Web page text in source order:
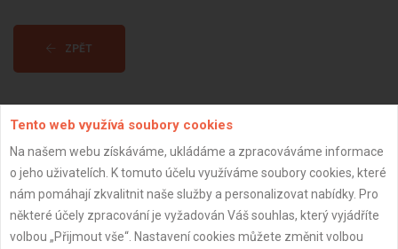
ZPĚT
Důležité informace
Tento web využívá soubory cookies
Na našem webu získáváme, ukládáme a zpracováváme informace
o jeho uživatelích. K tomuto účelu využíváme soubory cookies, které
nám pomáhají zkvalitnit naše služby a personalizovat nabídky. Pro
některé účely zpracování je vyžadován Váš souhlas, který vyjádříte
volbou „Přijmout vše“. Nastavení cookies můžete změnit volbou